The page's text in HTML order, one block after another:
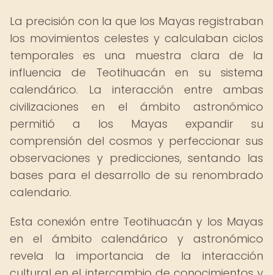
La precisión con la que los Mayas registraban
los movimientos celestes y calculaban ciclos
temporales es una muestra clara de la
influencia de Teotihuacán en su sistema
calendárico. La interacción entre ambas
civilizaciones en el ámbito astronómico
permitió a los Mayas expandir su
comprensión del cosmos y perfeccionar sus
observaciones y predicciones, sentando las
bases para el desarrollo de su renombrado
calendario.
Esta conexión entre Teotihuacán y los Mayas
en el ámbito calendárico y astronómico
revela la importancia de la interacción